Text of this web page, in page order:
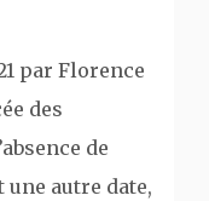
par Florence
des
de
autre date,